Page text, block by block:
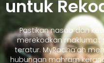
untuk
Pastikan nasab dan
merekodkan maklumat
teratur. MyRadha’ah
hubungan mahram